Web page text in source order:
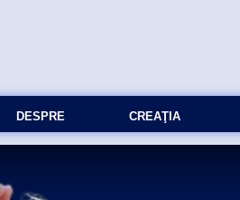
DESPRE CREAŢIA